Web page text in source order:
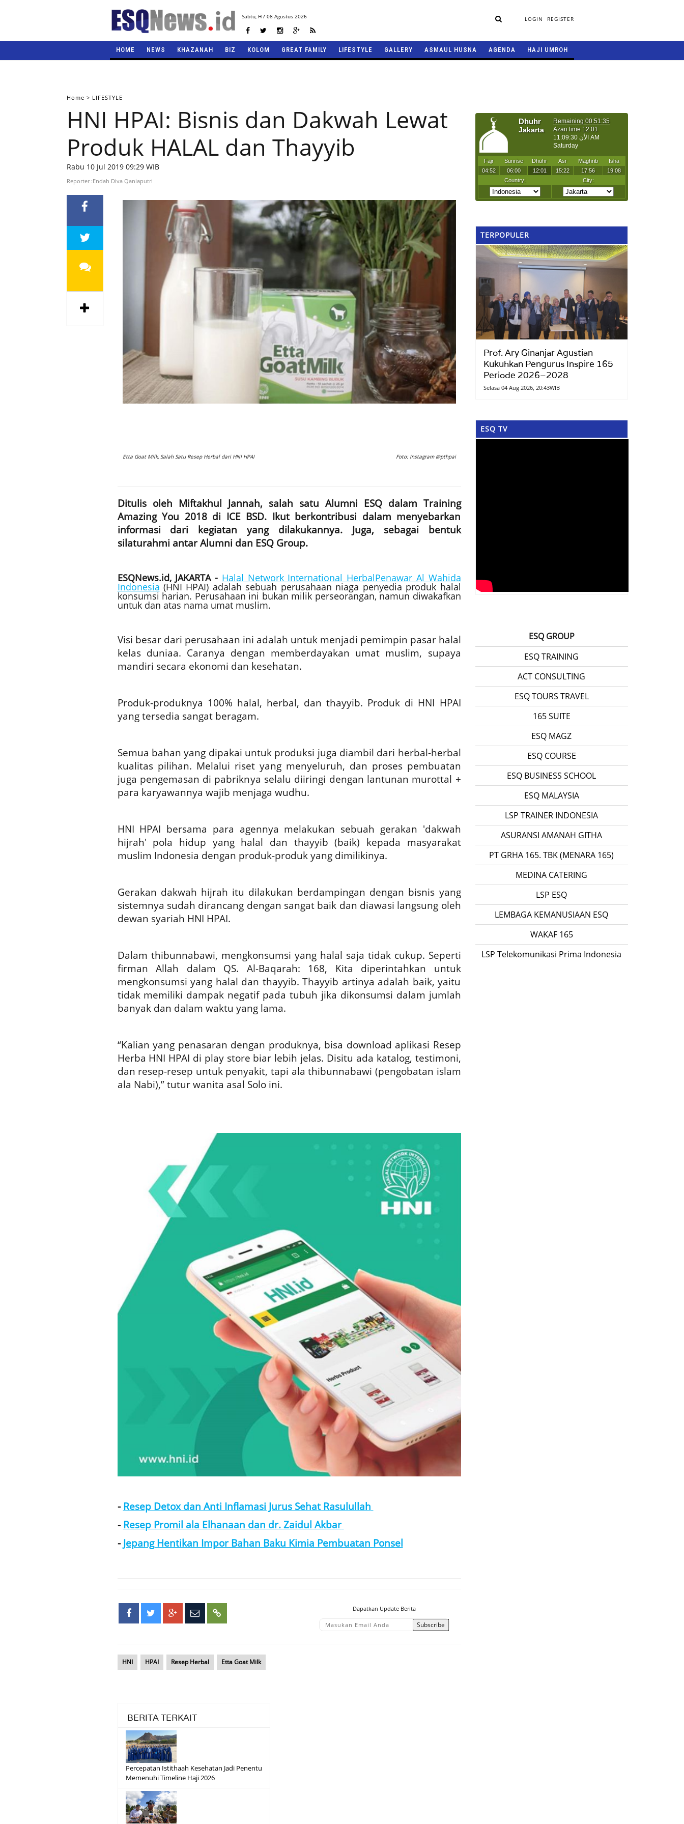
Sabtu,H / 08 Agustus 2026 LOGIN REGISTER
HOME NEWS KHAZANAH BIZ KOLOM GREAT FAMILY LIFESTYLE GALLERY ASMAUL HUSNA AGENDA HAJI UMROH
Home > LIFESTYLE
HNI HPAI: Bisnis dan Dakwah Lewat
Produk HALAL dan Thayyib
Rabu 10 Jul 2019 09:29 WIB
Reporter :Endah Diva Qaniaputri
Etta Goat Milk, Salah Satu Resep Herbal dari HNI HPAI Foto: Instagram @pthpai
Ditulis oleh Miftakhul Jannah, salah satu Alumni ESQ dalam Training
Amazing You 2018 di ICE BSD. Ikut berkontribusi dalam menyebarkan
informasi dari kegiatan yang dilakukannya. Juga, sebagai bentuk
silaturahmi antar Alumni dan ESQ Group.
ESQNews.id, JAKARTA - Halal Network International HerbalPenawar Al Wahida
Indonesia (HNI HPAI) adalah sebuah perusahaan niaga penyedia produk halal
konsumsi harian. Perusahaan ini bukan milik perseorangan, namun diwakafkan
untuk dan atas nama umat muslim.
Visi besar dari perusahaan ini adalah untuk menjadi pemimpin pasar halal
kelas duniaa. Caranya dengan memberdayakan umat muslim, supaya
mandiri secara ekonomi dan kesehatan.
Produk-produknya 100% halal, herbal, dan thayyib. Produk di HNI HPAI
yang tersedia sangat beragam.
Semua bahan yang dipakai untuk produksi juga diambil dari herbal-herbal
kualitas pilihan. Melalui riset yang menyeluruh, dan proses pembuatan
juga pengemasan di pabriknya selalu diiringi dengan lantunan murottal +
para karyawannya wajib menjaga wudhu.
HNI HPAI bersama para agennya melakukan sebuah gerakan 'dakwah
hijrah' pola hidup yang halal dan thayyib (baik) kepada masyarakat
muslim Indonesia dengan produk-produk yang dimilikinya.
Gerakan dakwah hijrah itu dilakukan berdampingan dengan bisnis yang
sistemnya sudah dirancang dengan sangat baik dan diawasi langsung oleh
dewan syariah HNI HPAI.
Dalam thibunnabawi, mengkonsumsi yang halal saja tidak cukup. Seperti
firman Allah dalam QS. Al-Baqarah: 168, Kita diperintahkan untuk
mengkonsumsi yang halal dan thayyib. Thayyib artinya adalah baik, yaitu
tidak memiliki dampak negatif pada tubuh jika dikonsumsi dalam jumlah
banyak dan dalam waktu yang lama.
“Kalian yang penasaran dengan produknya, bisa download aplikasi Resep
Herba HNI HPAI di play store biar lebih jelas. Disitu ada katalog, testimoni,
dan resep-resep untuk penyakit, tapi ala thibunnabawi (pengobatan islam
ala Nabi),” tutur wanita asal Solo ini.
-Resep Detox dan Anti Inflamasi Jurus Sehat Rasulullah
-Resep Promil ala Elhanaan dan dr. Zaidul Akbar
- Jepang Hentikan Impor Bahan Baku Kimia Pembuatan Ponsel
Dapatkan Update Berita
HNI HPAI Resep Herbal Etta Goat Milk
BERITA TERKAIT
Percepatan Istithaah Kesehatan Jadi Penentu
Memenuhi Timeline Haji 2026
TERPOPULER
Prof. Ary Ginanjar Agustian
Kukuhkan Pengurus Inspire 165
Periode 2026–2028
Selasa 04 Aug 2026, 20:43WIB
ESQ TV
ESQ GROUP
ESQ TRAINING
ACT CONSULTING
ESQ TOURS TRAVEL
165 SUITE
ESQ MAGZ
ESQ COURSE
ESQ BUSINESS SCHOOL
ESQ MALAYSIA
LSP TRAINER INDONESIA
ASURANSI AMANAH GITHA
PT GRHA 165. TBK (MENARA 165)
MEDINA CATERING
LSP ESQ
LEMBAGA KEMANUSIAAN ESQ
WAKAF 165
LSP Telekomunikasi Prima Indonesia